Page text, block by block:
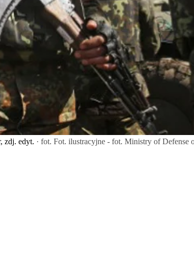
zdj. edyt. · fot. Fot. ilustracyjne - fot. Ministry of